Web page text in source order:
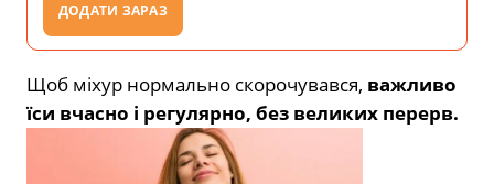
ДОДАТИ ЗАРАЗ
Щоб міхур нормально скорочувався, важливо
їси вчасно і регулярно, без великих перерв.